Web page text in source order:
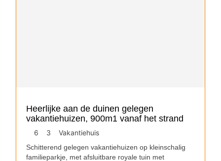
Heerlijke aan de duinen gelegen
vakantiehuizen, 900m1 vanaf het strand
6 3 Vakantiehuis
Schitterend gelegen vakantiehuizen op kleinschalig
familieparkje, met afsluitbare royale tuin met